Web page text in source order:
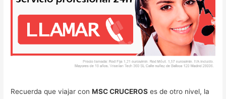
Recuerda que viajar conMSC CRUCEROS es de otro nivel, la